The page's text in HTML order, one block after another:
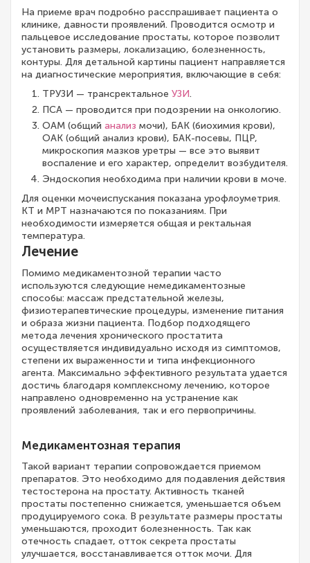
На приеме врач подробно расспрашивает пациента о
клинике, давности проявлений. Проводится осмотр и
пальцевое исследование простаты, которое позволит
установить размеры, локализацию, болезненность,
контуры. Для детальной картины пациент направляется
на диагностические мероприятия, включающие в себя:
ТРУЗИ — трансректальное УЗИ.
ПСА — проводится при подозрении на онкологию.
ОАМ (общий анализ мочи), БАК (биохимия крови),
ОАК (общий анализ крови), БАК-посевы, ПЦР,
микроскопия мазков уретры — все это выявит
воспаление и его характер, определит возбудителя.
Эндоскопия необходима при наличии крови в моче.
Для оценки мочеиспускания показана урофлоуметрия.
КТ и МРТ назначаются по показаниям. При
необходимости измеряется общая и ректальная
температура.
Лечение
Помимо медикаментозной терапии часто
используются следующие немедикаментозные
способы: массаж предстательной железы,
физиотерапевтические процедуры, изменение питания
и образа жизни пациента. Подбор подходящего
метода лечения хронического простатита
осуществляется индивидуально исходя из симптомов,
степени их выраженности и типа инфекционного
агента. Максимально эффективного результата удается
достичь благодаря комплексному лечению, которое
направлено одновременно на устранение как
проявлений заболевания, так и его первопричины.
Медикаментозная терапия
Такой вариант терапии сопровождается приемом
препаратов. Это необходимо для подавления действия
тестостерона на простату. Активность тканей
простаты постепенно снижается, уменьшается объем
продуцируемого сока. В результате размеры простаты
уменьшаются, проходит болезненность. Так как
отечность спадает, отток секрета простаты
улучшается, восстанавливается отток мочи. Для